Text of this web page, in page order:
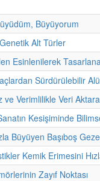
Büyüyorum
Alt Türler
Esinlenilerek
Sürdürülebilir
ve Verimlilikle Veri
Kesişiminde
Büyüyen Başıboş
Kemik Erimesini
Zayıf Noktası